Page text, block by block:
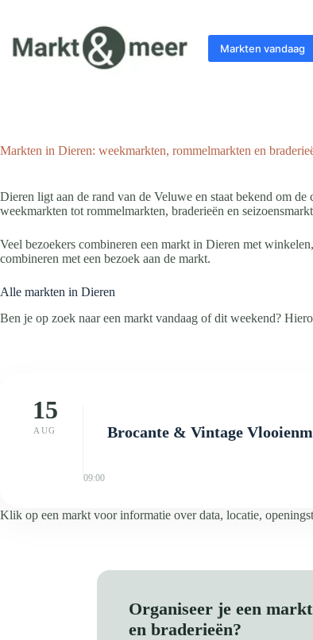
inhoud
Markten vandaag
Markten in Dieren: weekmarkten, rommelmarkten en
Dieren ligt aan de rand van de Veluwe en staat bekend om
weekmarkten tot rommelmarkten, braderieën en
Veel bezoekers combineren een markt in Dieren met
combineren met een bezoek aan de markt.
Alle markten in Dieren
Ben je op zoek naar een markt vandaag of dit weekend?
15
AUG Brocante & Vintage
09:00
Klik op een markt voor informatie over data, locatie,
Organiseer je een
en braderieën?